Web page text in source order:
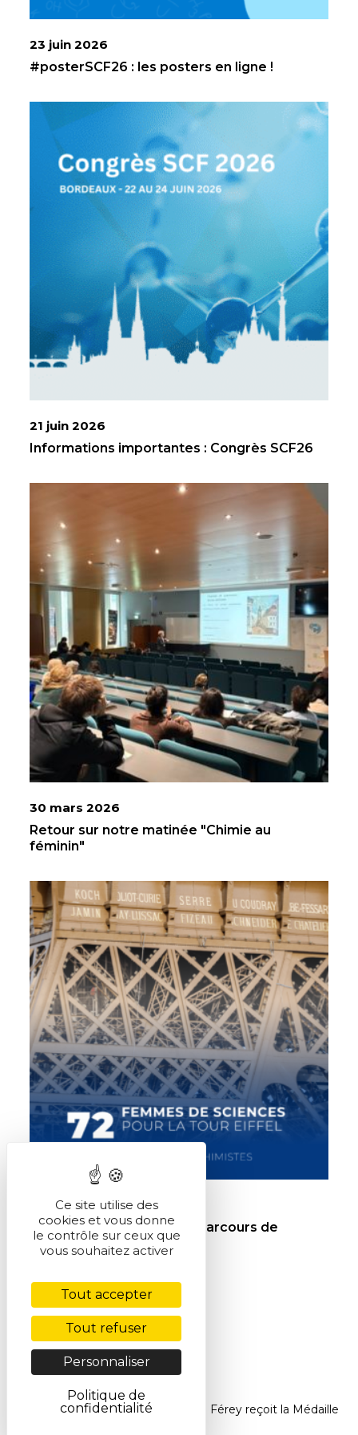
23 juin 2026
#posterSCF26 : les posters en ligne !
21 juin 2026
Informations importantes : Congrès SCF26
30 mars 2026
Retour sur notre matinée "Chimie au
féminin"
25 mars 2026
72 femmes de sciences : Parcours de
chimistes
> Actualités >
Gérard Férey reçoit la Médaille
Ce site utilise des
cookies et vous donne
le contrôle sur ceux que
vous souhaitez activer
Tout accepter
Tout refuser
Personnaliser
Politique de
confidentialité